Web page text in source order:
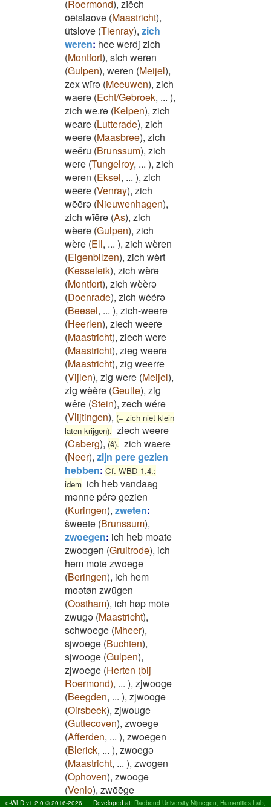
(Roermond), zĭĕch
ōētslaovə (Maastricht),
ütslove (Tienray), zich
weren: hee werdj zich
(Montfort), sich weren
(Gulpen), weren (Meijel),
zex wīrə (Meeuwen), zich
waere (Echt/Gebroek, ... ),
zich we.rə (Kelpen), zich
weare (Lutterade), zich
weere (Maasbree), zich
weĕru (Brunssum), zich
were (Tungelroy, ... ), zich
weren (Eksel, ... ), zich
wēēre (Venray), zich
wēērə (Nieuwenhagen),
zich wīēre (As), zich
wèere (Gulpen), zich
wère (Ell, ... ), zich wèren
(Eigenbilzen), zich wèrt
(Kesseleik), zich wèrə
(Montfort), zich wèèrə
(Doenrade), zich wéérə
(Beesel, ... ), zich-weerə
(Heerlen), ziech weere
(Maastricht), ziech were
(Maastricht), zieg weerə
(Maastricht), zig weerre
(Vijlen), zig were (Meijel),
zig wèère (Geulle), zig
wêre (Stein), zəch wérə
(Vlijtingen), (= zich niet klein
laten krijgen). ziech weere
(Caberg), (ê). zich waere
(Neer), zijn pere gezien
hebben: Cf. WBD 1.4.:
idem ich heb vandaag
mənne pérə gezien
(Kuringen), zweten:
šweete (Brunssum),
zwoegen: ich heb moate
zwoogen (Gruitrode), ich
hem mote zwoege
(Beringen), ich hem
moətøn zwūgen
(Oostham), ich høp mōtə
zwugə (Maastricht),
schwoege (Mheer),
sjwoege (Buchten),
sjwooge (Gulpen),
zjwoege (Herten (bij
Roermond), ... ), zjwooge
(Beegden, ... ), zjwoogə
(Oirsbeek), zjwouge
(Guttecoven), zwoege
(Afferden, ... ), zwoegen
(Blerick, ... ), zwoegə
(Maastricht, ... ), zwogen
(Ophoven), zwoogə
(Venlo), zwōēge
(Merselo,...),zwŏĕgən
e-WLD v1.2.0 © 2016-2026 Developed at: Radboud University Nijmegen, Humanities Lab,